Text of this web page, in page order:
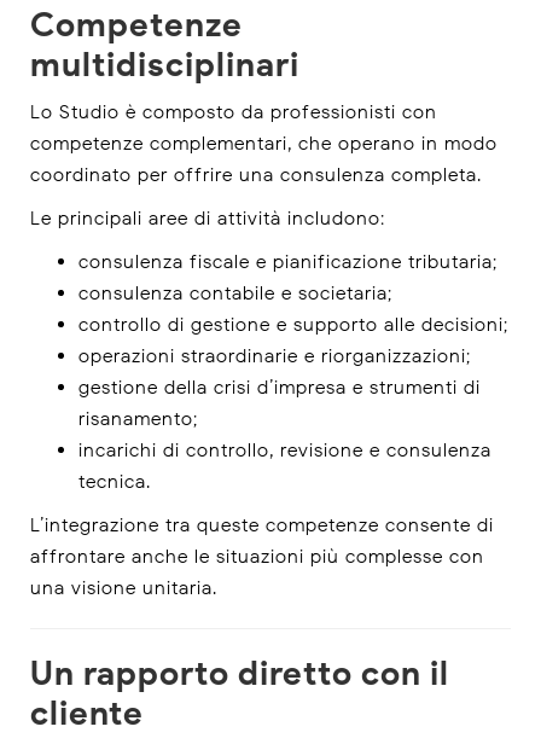
Competenze
multidisciplinari
Lo Studio è composto da professionisti con
competenze complementari, che operano in modo
coordinato per offrire una consulenza completa.
Le principali aree di attività includono:
consulenza fiscale e pianificazione tributaria;
consulenza contabile e societaria;
controllo di gestione e supporto alle decisioni;
operazioni straordinarie e riorganizzazioni;
gestione della crisi d’impresa e strumenti di
risanamento;
incarichi di controllo, revisione e consulenza
tecnica.
L’integrazione tra queste competenze consente di
affrontare anche le situazioni più complesse con
una visione unitaria.
Un rapporto diretto con il
cliente